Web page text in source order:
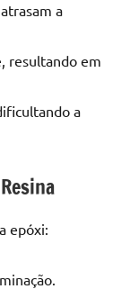
a
resultando em
a
epóxi: